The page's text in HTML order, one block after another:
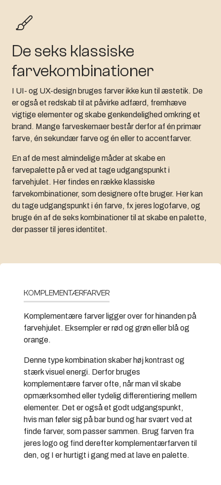
De seks klassiske
farvekombinationer
I UI- og UX-design bruges farver ikke kun til æstetik. De
er også et redskab til at påvirke adfærd, fremhæve
vigtige elementer og skabe genkendelighed omkring et
brand. Mange farveskemaer består derfor af én primær
farve, én sekundær farve og én eller to accentfarver.
En af de mest almindelige måder at skabe en
farvepalette på er ved at tage udgangspunkt i
farvehjulet. Her findes en række klassiske
farvekombinationer, som designere ofte bruger. Her kan
du tage udgangspunkt i én farve, fx jeres logofarve, og
bruge én af de seks kombinationer til at skabe en palette,
der passer til jeres identitet.
KOMPLEMENTÆRFARVER
Komplementære farver ligger over for hinanden på
farvehjulet. Eksempler er rød og grøn eller blå og
orange.
Denne type kombination skaber høj kontrast og
stærk visuel energi. Derfor bruges
komplementære farver ofte, når man vil skabe
opmærksomhed eller tydelig differentiering mellem
elementer. Det er også et godt udgangspunkt,
hvis man føler sig på bar bund og har svært ved at
finde farver, som passer sammen. Brug farven fra
jeres logo og find derefter komplementærfarven til
den, og I er hurtigt i gang med at lave en palette.